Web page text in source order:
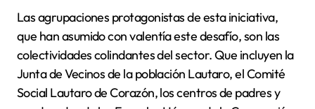
Las agrupaciones protagonistas de esta iniciativa,
que han asumido con valentía este desafío, son las
colectividades colindantes del sector. Que incluyen la
Junta de Vecinos de la población Lautaro, el Comité
Social Lautaro de Corazón, los centros de padres y